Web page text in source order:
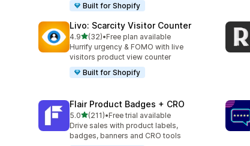
Built for Shopify
Livo: Scarcity Visitor Counter
4.9滿分 5 顆星
(32)
共有 32 則評價
•Free plan available
Hurrify urgency & FOMO with live
visitors product view counter
Built for Shopify
Flair Product Badges + CRO
5.0滿分 5 顆星
(211)
共有 211 則評價
•Free trial available
Drive sales with product labels,
badges, banners and CRO tools